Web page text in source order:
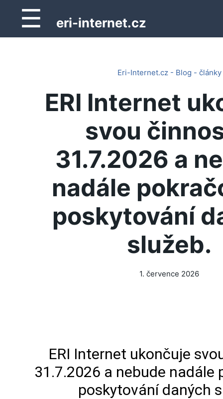
☰ eri-internet.cz
Eri-Internet.cz - Blog - články
ERI Internet
svou
31.7.2026 a
nadále
poskytování
služeb.
1. července 2026
ERI Internet ukončuje
31.7.2026 a nebude nadále
poskytování daných